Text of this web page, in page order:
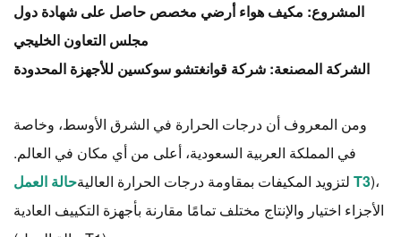
المشروع: مكيف هواء أرضي مخصص حاصل على شهادة دول
مجلس التعاون الخليجي
الشركة المصنعة: شركة قوانغتشو سوكسين للأجهزة المحدودة
ومن المعروف أن درجات الحرارة في الشرق الأوسط، وخاصة
في المملكة العربية السعودية، أعلى من أي مكان في العالم.
لتزويد المكيفات بمقاومة درجات الحرارة العالية حالة العمل T3)،
الأجزاء اختيار والإنتاج مختلف تمامًا مقارنة بأجهزة التكييف العادية